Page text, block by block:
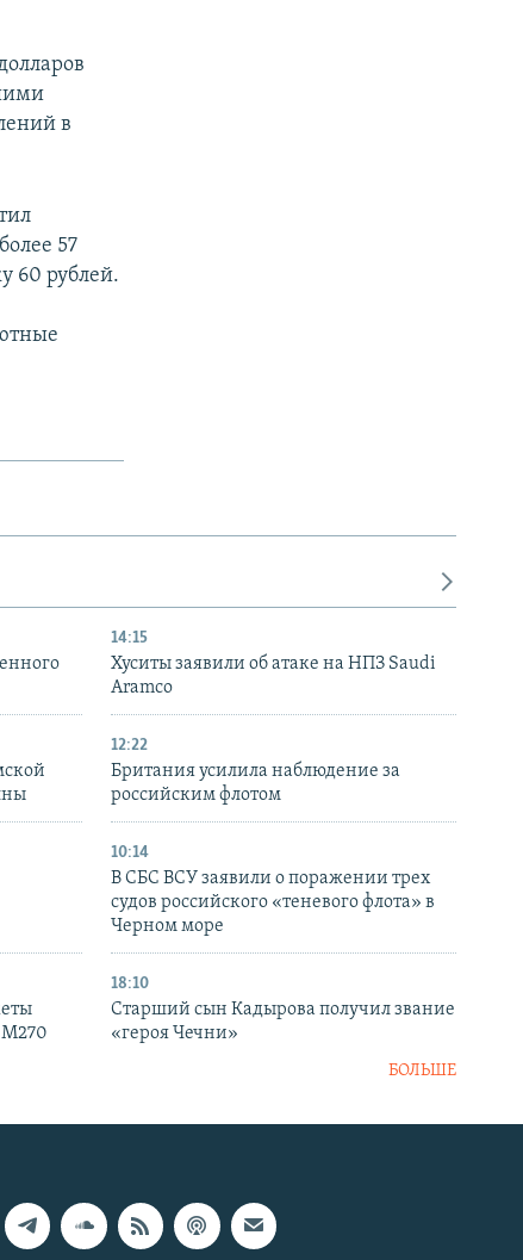
в
57
60 рублей.
14:15
Хуситы заявили об атаке на НПЗ Saudi
Aramco
12:22
Британия усилила наблюдение за
российским флотом
10:14
В СБС ВСУ заявили о поражении трех
судов российского «теневого флота» в
Черном море
18:10
Старший сын Кадырова получил звание
«героя Чечни»
БОЛЬШЕ